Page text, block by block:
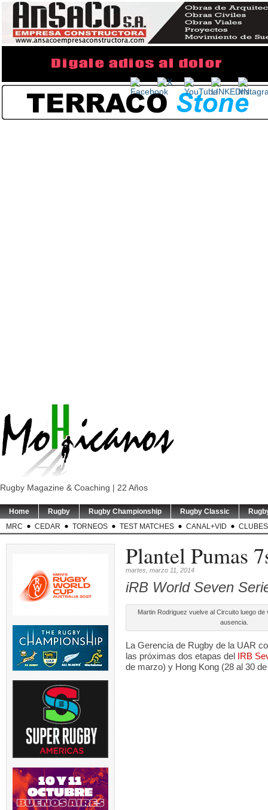
Rugby Magazine & Coaching | 22 Años
Home Rugby Rugby Championship Rugby Classic
MRC
CEDAR TORNEOS TEST MATCHES CANAL+VID CLUBES
Plantel Pumas
martes, marzo 11, 2014
iRB World Seven
Martin Rodriguez vuelve al Circuito luego
ausencia.
La Gerencia de Rugby de la UAR
las próximas dos etapas del IRB
de marzo) y Hong Kong (28 al 30